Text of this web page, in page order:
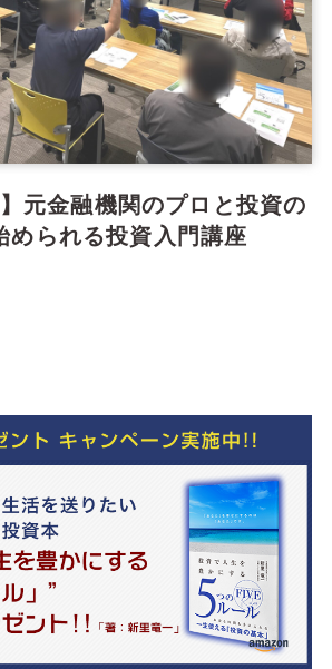
元金融機関のプロと投資の
められる投資入門講座